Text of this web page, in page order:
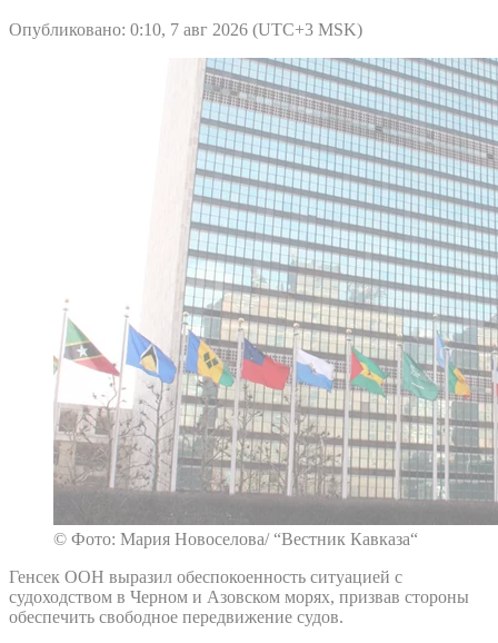
Опубликовано: 0:10, 7 авг 2026 (UTC+3 MSK)
© Фото: Мария Новоселова/ “Вестник Кавказа“
Генсек ООН выразил обеспокоенность ситуацией с
судоходством в Черном и Азовском морях, призвав стороны
обеспечить свободное передвижение судов.